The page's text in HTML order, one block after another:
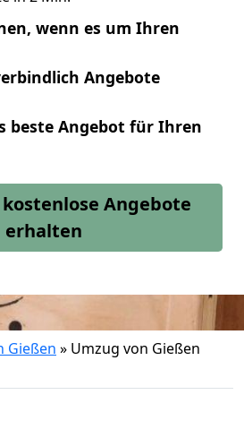
wenn es um Ihren
Angebote
beste Angebot für Ihren
Angebote
erhalten
Gießen » Umzug von Gießen